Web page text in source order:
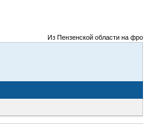
Из Пензенской области на фронты